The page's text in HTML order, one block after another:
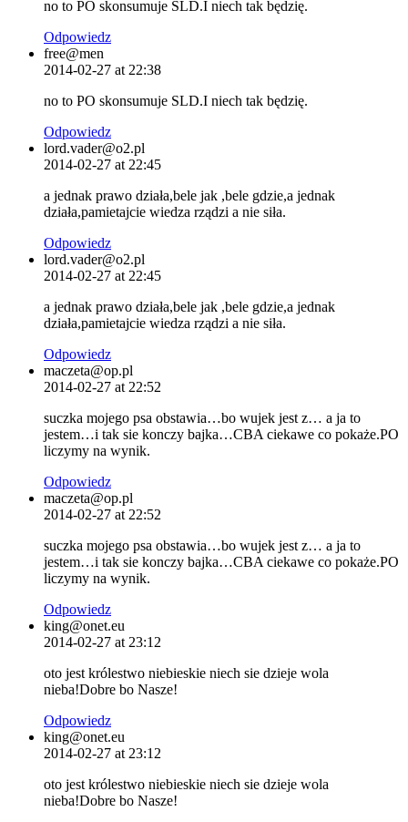
no to PO skonsumuje SLD.I niech tak będzię.
Odpowiedz
free@men
2014-02-27 at 22:38
no to PO skonsumuje SLD.I niech tak będzię.
Odpowiedz
lord.vader@o2.pl
2014-02-27 at 22:45
a jednak prawo działa,bele jak ,bele gdzie,a jednak
działa,pamietajcie wiedza rządzi a nie siła.
Odpowiedz
lord.vader@o2.pl
2014-02-27 at 22:45
a jednak prawo działa,bele jak ,bele gdzie,a jednak
działa,pamietajcie wiedza rządzi a nie siła.
Odpowiedz
maczeta@op.pl
2014-02-27 at 22:52
suczka mojego psa obstawia…bo wujek jest z… a ja to
jestem…i tak sie konczy bajka…CBA ciekawe co pokaże.PO
liczymy na wynik.
Odpowiedz
maczeta@op.pl
2014-02-27 at 22:52
suczka mojego psa obstawia…bo wujek jest z… a ja to
jestem…i tak sie konczy bajka…CBA ciekawe co pokaże.PO
liczymy na wynik.
Odpowiedz
king@onet.eu
2014-02-27 at 23:12
oto jest królestwo niebieskie niech sie dzieje wola
nieba!Dobre bo Nasze!
Odpowiedz
king@onet.eu
2014-02-27 at 23:12
oto jest królestwo niebieskie niech sie dzieje wola
nieba!Dobre bo Nasze!